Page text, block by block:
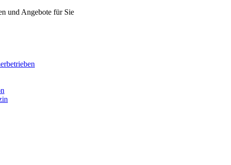
und Angebote für Sie